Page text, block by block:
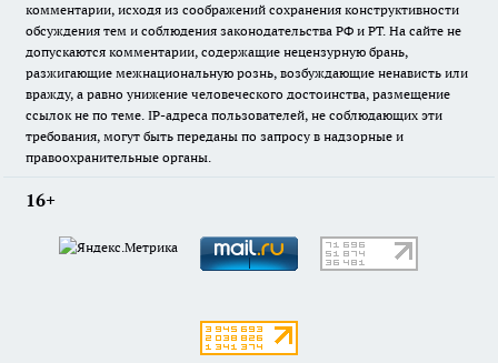
комментарии, исходя из соображений сохранения конструктивности
обсуждения тем и соблюдения законодательства РФ и РТ. На сайте не
допускаются комментарии, содержащие нецензурную брань,
разжигающие межнациональную рознь, возбуждающие ненависть или
вражду, а равно унижение человеческого достоинства, размещение
ссылок не по теме. IP-адреса пользователей, не соблюдающих эти
требования, могут быть переданы по запросу в надзорные и
правоохранительные органы.
16+